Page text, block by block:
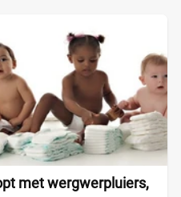
met wergwerpluiers,